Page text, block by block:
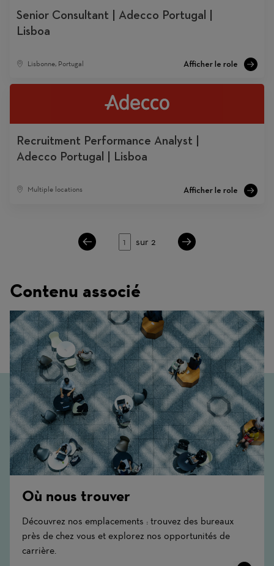
Senior Consultant | Adecco Portugal |
Lisboa
Lisbonne, Portugal
Recruitment Performance Analyst |
Adecco Portugal | Lisboa
Multiple locations
Pagesur 2
Contenu associé
Où nous trouver
Découvrez nos emplacements : trouvez des bureaux
près de chez vous et explorez nos opportunités de
carrière.